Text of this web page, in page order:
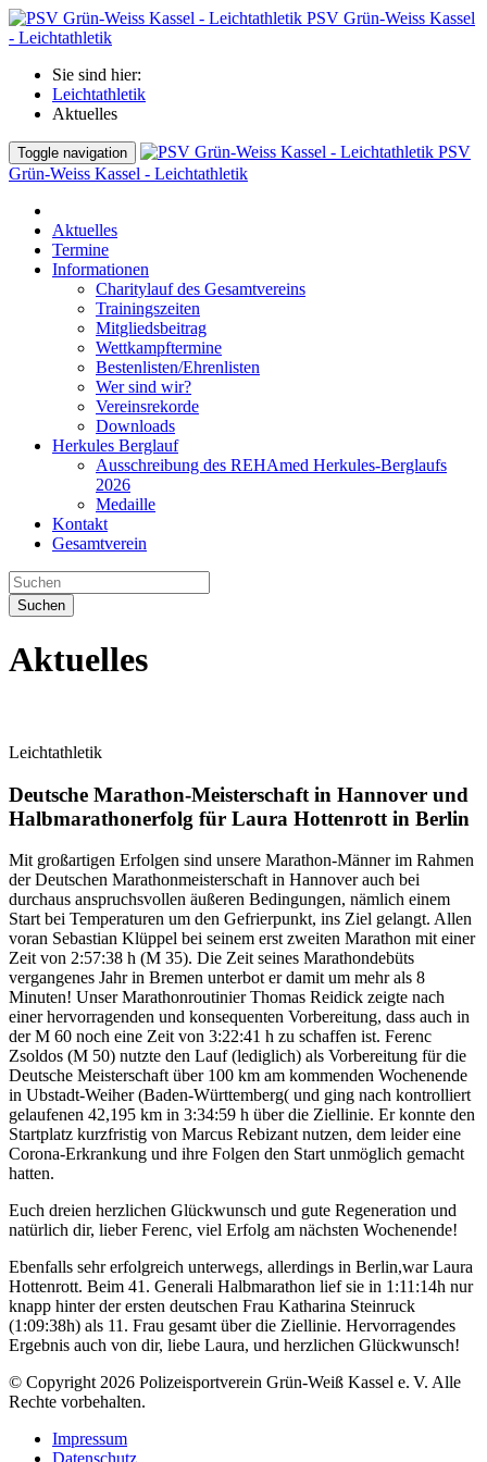
PSV Grün-Weiss Kassel
- Leichtathletik
Sie sind hier:
Leichtathletik
Aktuelles
Toggle navigation
PSV
Grün-Weiss Kassel - Leichtathletik
Aktuelles
Termine
Informationen
Charitylauf des Gesamtvereins
Trainingszeiten
Mitgliedsbeitrag
Wettkampftermine
Bestenlisten/Ehrenlisten
Wer sind wir?
Vereinsrekorde
Downloads
Herkules Berglauf
Ausschreibung des REHAmed Herkules-Berglaufs
2026
Medaille
Kontakt
Gesamtverein
Suchen
Aktuelles
Leichtathletik
Deutsche Marathon-Meisterschaft in Hannover und
Halbmarathonerfolg für Laura Hottenrott in Berlin
Mit großartigen Erfolgen sind unsere Marathon-Männer im Rahmen
der Deutschen Marathonmeisterschaft in Hannover auch bei
durchaus anspruchsvollen äußeren Bedingungen, nämlich einem
Start bei Temperaturen um den Gefrierpunkt, ins Ziel gelangt. Allen
voran Sebastian Klüppel bei seinem erst zweiten Marathon mit einer
Zeit von 2:57:38 h (M 35). Die Zeit seines Marathondebüts
vergangenes Jahr in Bremen unterbot er damit um mehr als 8
Minuten! Unser Marathonroutinier Thomas Reidick zeigte nach
einer hervorragenden und konsequenten Vorbereitung, dass auch in
der M 60 noch eine Zeit von 3:22:41 h zu schaffen ist. Ferenc
Zsoldos (M 50) nutzte den Lauf (lediglich) als Vorbereitung für die
Deutsche Meisterschaft über 100 km am kommenden Wochenende
in Ubstadt-Weiher (Baden-Württemberg( und ging nach kontrolliert
gelaufenen 42,195 km in 3:34:59 h über die Ziellinie. Er konnte den
Startplatz kurzfristig von Marcus Rebizant nutzen, dem leider eine
Corona-Erkrankung und ihre Folgen den Start unmöglich gemacht
hatten.
Euch dreien herzlichen Glückwunsch und gute Regeneration und
natürlich dir, lieber Ferenc, viel Erfolg am nächsten Wochenende!
Ebenfalls sehr erfolgreich unterwegs, allerdings in Berlin,war Laura
Hottenrott. Beim 41. Generali Halbmarathon lief sie in 1:11:14h nur
knapp hinter der ersten deutschen Frau Katharina Steinruck
(1:09:38h) als 11. Frau gesamt über die Ziellinie. Hervorragendes
Ergebnis auch von dir, liebe Laura, und herzlichen Glückwunsch!
© Copyright 2026 Polizeisportverein Grün-Weiß Kassel e. V. Alle
Rechte vorbehalten.
Impressum